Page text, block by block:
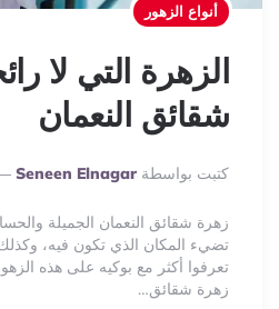
أنواع الزهور
الزهرة التي لا
شقائق النعمان
Posted
By
كتبت بواسطة Seneen Elnagar
زهرة شقائق النعمان الجميلة
تضيء المكان الذي تكون فيه، وكذلك
تعرفوا أكثر مع بوكيه على هذه
زهرة شقائق…